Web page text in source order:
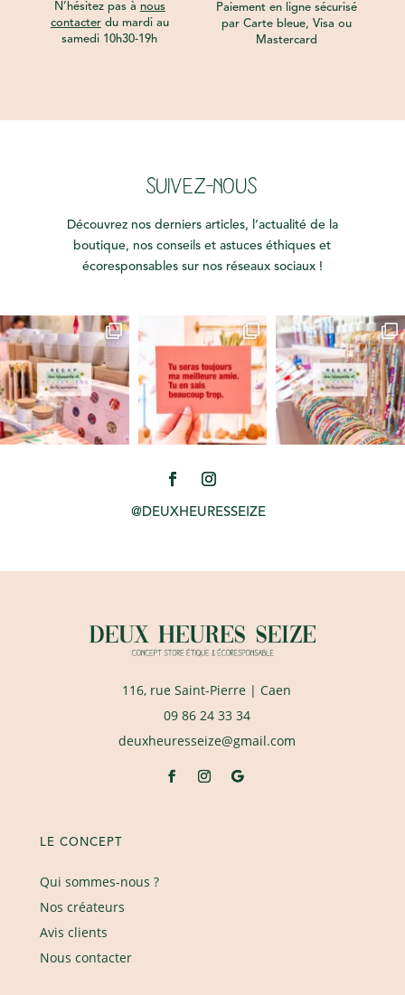
N’hésitez pas à nous
contacterdu mardi au
samedi 10h30-19h
Paiement en ligne sécurisé
par Carte bleue, Visa ou
Mastercard
SUIVEZ-NOUS
Découvrez nos derniers articles, l’actualité de la
boutique, nos conseils et astuces éthiques et
écoresponsables sur nos réseaux sociaux !
@DEUXHEURESSEIZE
116, rue Saint-Pierre | Caen
09 86 24 33 34
deuxheuresseize@gmail.com
LE CONCEPT
Qui sommes-nous ?
Nos créateurs
Avis clients
Nous contacter